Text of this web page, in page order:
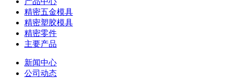
精密五金模具
精密塑胶模具
精密零件
主要产品
新闻中心
公司动态